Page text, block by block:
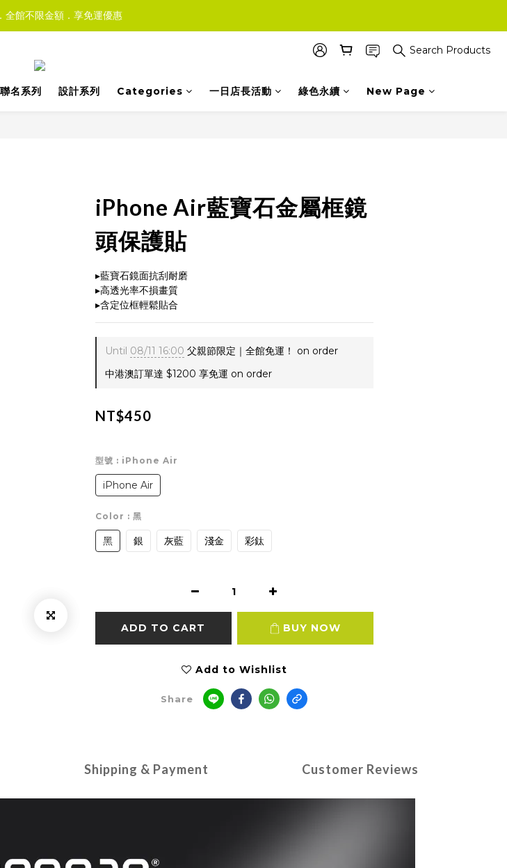
全館不限金額．享免運優惠
Search Products
聯名系列 設計系列 Categories 一日店長活動 綠色永續 New Page
iPhone Air藍寶石金屬框鏡
頭保護貼
▸藍寶石鏡面抗刮耐磨
▸高透光率不損畫質
▸含定位框輕鬆貼合
Until 08/11 16:00 父親節限定｜全館免運！ on order
中港澳訂單達 $1200 享免運 on order
NT$450
型號 : iPhone Air
iPhone Air
Color : 黑
黑 銀 灰藍 淺金 彩鈦
ADD TO CART BUY NOW
Add to Wishlist
Share
Shipping & Payment Customer Reviews